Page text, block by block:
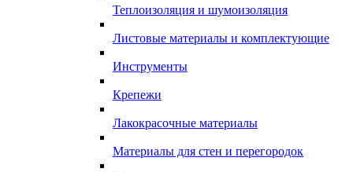
Теплоизоляция и шумоизоляция
Листовые материалы и комплектующие
Инструменты
Крепежи
Лакокрасочные материалы
Материалы для стен и перегородок